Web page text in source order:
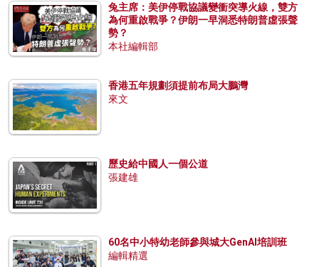
兔主席：美伊停戰協議變衝突導火線，雙方
為何重啟戰爭？伊朗一早洞悉特朗普虛張聲
勢？
本社編輯部
香港五年規劃須提前布局大鵬灣
來文
歷史給中國人一個公道
張建雄
60名中小特幼老師參與城大GenAI培訓班
編輯精選